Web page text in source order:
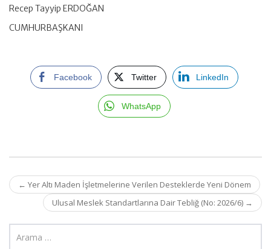
Recep Tayyip ERDOĞAN
CUMHURBAŞKANI
Facebook Twitter LinkedIn
WhatsApp
Post
navigation
← Yer Altı Maden İşletmelerine Verilen Desteklerde Yeni Dönem
Ulusal Meslek Standartlarına Dair Tebliğ (No: 2026/6) →